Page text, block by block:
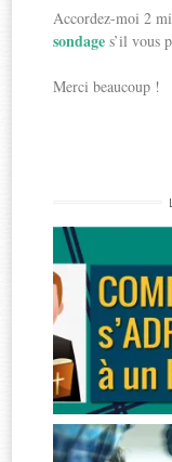
Accordez-moi 2
sondages’il vous
Merci beaucoup !